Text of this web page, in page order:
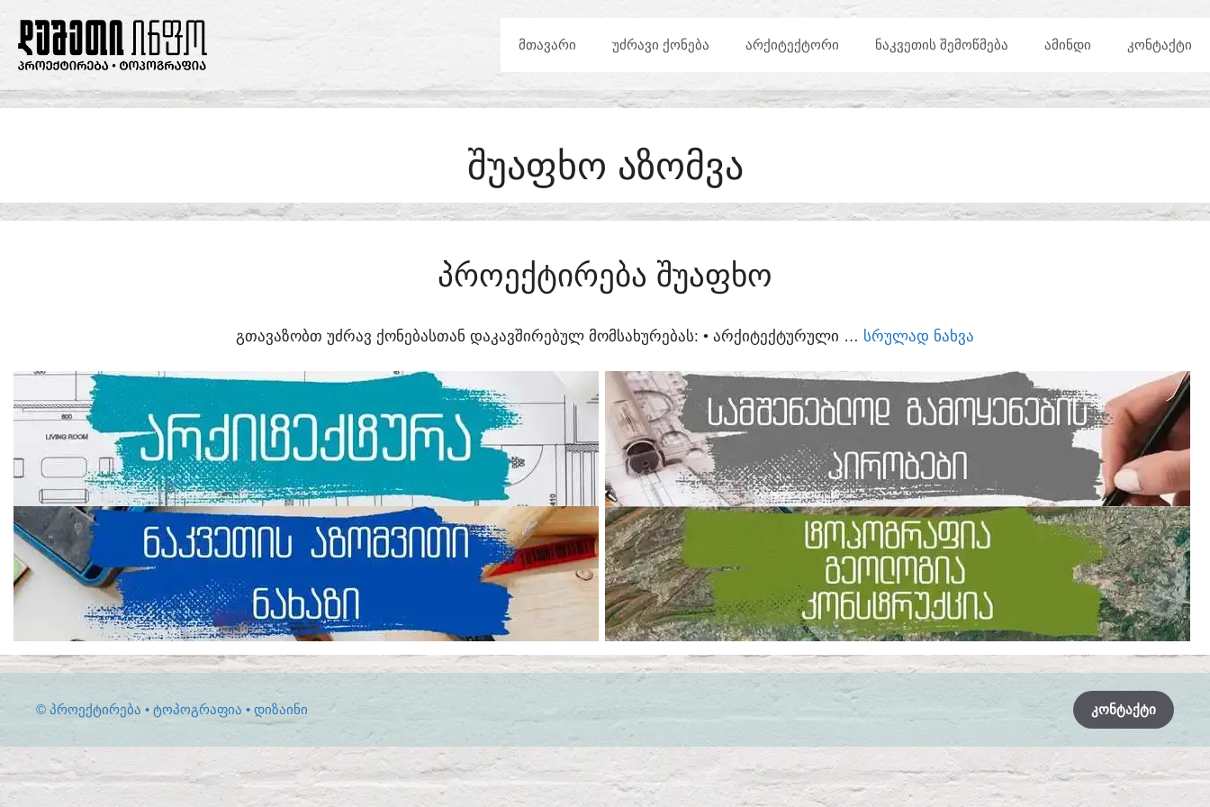
CONTENT
ᲛᲗᲐᲕᲐᲠᲘ ᲣᲫᲠᲐᲕᲘ ᲥᲝᲜᲔᲑᲐ ᲐᲠᲥᲘᲢᲔᲥᲢᲝᲠᲘ ᲜᲐᲙᲕᲔᲗᲘᲡ ᲨᲔᲛᲝᲬᲛᲔᲑᲐ ᲐᲛᲘᲜᲓᲘ ᲙᲝᲜᲢᲐᲥᲢᲘ
ᲨᲣᲐᲤᲮᲝ ᲐᲖᲝᲛᲕᲐ
ᲞᲠᲝᲔᲥᲢᲘᲠᲔᲑᲐ ᲨᲣᲐᲤᲮᲝ
ᲒᲗᲐᲕᲐᲖᲝᲑᲗ ᲣᲫᲠᲐᲕ ᲥᲝᲜᲔᲑᲐᲡᲗᲐᲜ ᲓᲐᲙᲐᲕᲨᲘᲠᲔᲑᲣᲚ ᲛᲝᲛᲡᲐᲮᲣᲠᲔᲑᲐᲡ:​ • ᲐᲠᲥᲘᲢᲔᲥᲢᲣᲠᲣᲚᲘ … ᲡᲠᲣᲚᲐᲓ ᲜᲐᲮᲕᲐ
ᲙᲝᲜᲢᲐᲥᲢᲘ
© ᲞᲠᲝᲔᲥᲢᲘᲠᲔᲑᲐ • ᲢᲝᲞᲝᲒᲠᲐᲤᲘᲐ • ᲓᲘᲖᲐᲘᲜᲘ